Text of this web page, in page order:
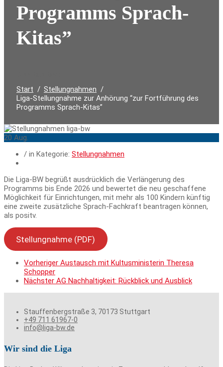
Programms Sprach-
Kitas”
Start
Stellungnahmen
Liga-Stellungnahme zur Anhörung “zur Fortführung des
Programms Sprach-Kitas”
20 Aug.
/ in Kategorie: Stellungnahmen
Die Liga-BW begrüßt ausdrücklich die Verlängerung des
Programms bis Ende 2026 und bewertet die neu geschaffene
Möglichkeit für Einrichtungen, mit mehr als 100 Kindern künftig
eine zweite zusätzliche Sprach-Fachkraft beantragen können,
als positv.
Stellungnahme (PDF)
Vorheriger Austausch mit Kultusministerin Theresa
Schopper
Nächster AG Nachhaltigkeit: Rückblick und Ausblick
Stauffenbergstraße 3, 70173 Stuttgart
+49 711 61967-0
info@liga-bw.de
Wir sind die Liga